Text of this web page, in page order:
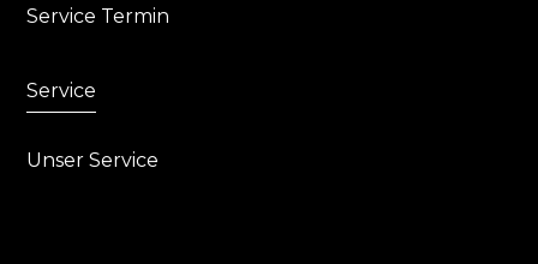
Service Termin
Service
Unser Service